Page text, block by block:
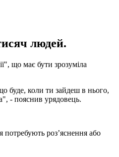
людей.
що має бути зрозуміла
буде, коли ти зайдеш в нього,
- пояснив урядовець.
потребують роз’яснення або